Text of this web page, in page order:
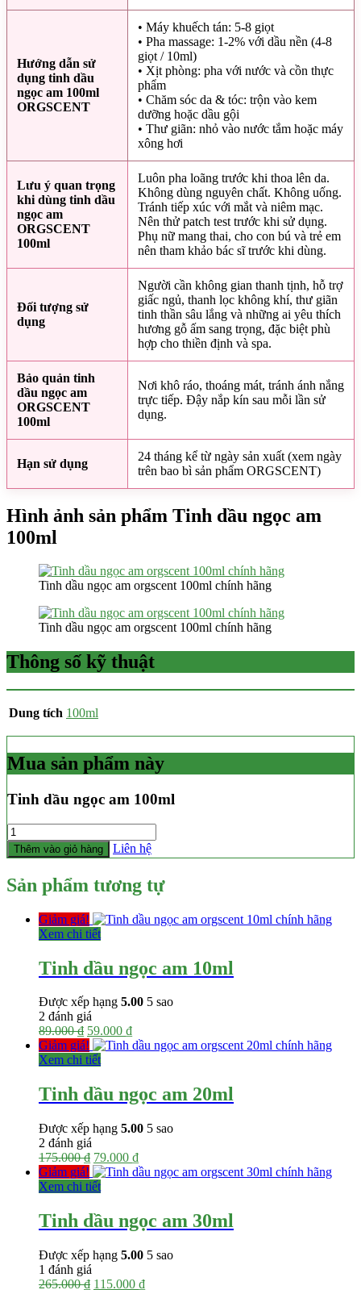
Hướng dẫn sử
dụng tinh dầu
ngọc am 100ml
ORGSCENT
• Máy khuếch tán: 5-8 giọt
• Pha massage: 1-2% với dầu nền (4-8
giọt / 10ml)
• Xịt phòng: pha với nước và cồn thực
phẩm
• Chăm sóc da & tóc: trộn vào kem
dưỡng hoặc dầu gội
• Thư giãn: nhỏ vào nước tắm hoặc máy
xông hơi
Lưu ý quan trọng
khi dùng tinh dầu
ngọc am
ORGSCENT
100ml
Luôn pha loãng trước khi thoa lên da.
Không dùng nguyên chất. Không uống.
Tránh tiếp xúc với mắt và niêm mạc.
Nên thử patch test trước khi sử dụng.
Phụ nữ mang thai, cho con bú và trẻ em
nên tham khảo bác sĩ trước khi dùng.
Đối tượng sử
dụng
Người cần không gian thanh tịnh, hỗ trợ
giấc ngủ, thanh lọc không khí, thư giãn
tinh thần sâu lắng và những ai yêu thích
hương gỗ ấm sang trọng, đặc biệt phù
hợp cho thiền định và spa.
Bảo quản tinh
dầu ngọc am
ORGSCENT
100ml
Nơi khô ráo, thoáng mát, tránh ánh nắng
trực tiếp. Đậy nắp kín sau mỗi lần sử
dụng.
Hạn sử dụng
24 tháng kể từ ngày sản xuất (xem ngày
trên bao bì sản phẩm ORGSCENT)
Hình ảnh sản phẩm Tinh dầu ngọc am
100ml
Tinh dầu ngọc am orgscent 100ml chính hãng
Tinh dầu ngọc am orgscent 100ml chính hãng
Thông số kỹ thuật
Dung tích 100ml
Mua sản phẩm này
Tinh dầu ngọc am 100ml
Số
lượng
Thêm vào giỏ hàng Liên hệ
Sản phẩm tương tự
Giảm giá!
Xem chi tiết
Tinh dầu ngọc am 10ml
Được xếp hạng 5.00 5 sao
2 đánh giá
89.000₫ Giá
gốc
là:
59.000 ₫Giá
hiện
59.000 ₫.
Giảm giá!
Xem chi tiết
Tinh dầu ngọc am 20ml
Được xếp hạng 5.00 5 sao
2 đánh giá
175.000₫ Giá
gốc
là:
79.000 ₫Giá
hiện
79.000 ₫.
Giảm giá!
Xem chi tiết
Tinh dầu ngọc am 30ml
Được xếp hạng 5.00 5 sao
1 đánh giá
265.000₫ Giá
115.000 ₫Giá